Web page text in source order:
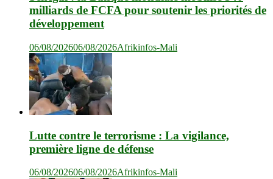
milliards de FCFA pour soutenir les priorités de
développement
06/08/202606/08/2026Afrikinfos-Mali
Lutte contre le terrorisme : La vigilance,
première ligne de défense
06/08/202606/08/2026Afrikinfos-Mali